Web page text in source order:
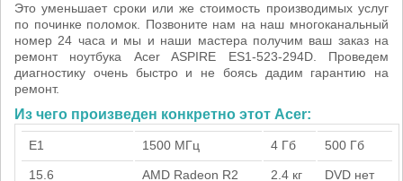
Это уменьшает сроки или же стоимость производимых услуг
по починке поломок. Позвоните нам на наш многоканальный
номер 24 часа и мы и наши мастера получим ваш заказ на
ремонт ноутбука Acer ASPIRE ES1-523-294D. Проведем
диагностику очень быстро и не боясь дадим гарантию на
ремонт.
Из чего произведен конкретно этот Acer:
E1 1500 МГц 4 Гб 500 Гб
15.6 AMD Radeon R2 2.4 кг DVD нет